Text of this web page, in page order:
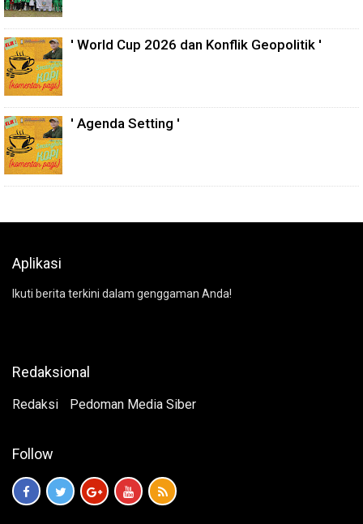
' World Cup 2026 dan Konflik Geopolitik '
' Agenda Setting '
Aplikasi
Ikuti berita terkini dalam genggaman Anda!
Redaksional
Redaksi Pedoman Media Siber
Follow